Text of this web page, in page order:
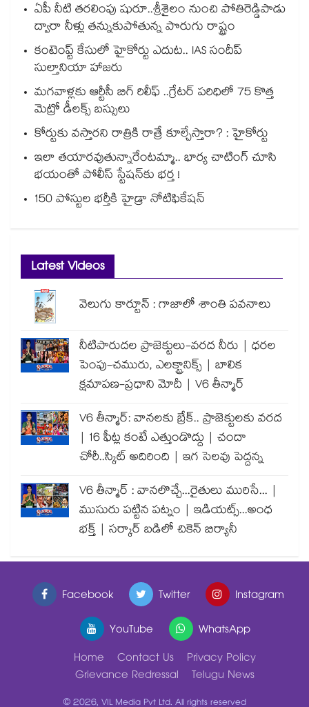
ఏపీ నీటి తరలింపు షురూ..శ్రీశైలం నుంచి పోతిరెడ్డిపాడు
ద్వారా నీళ్లు తన్నుకుపోతున్న పొరుగు రాష్ట్రం
కంటెంప్ట్ కేసులో హైకోర్టు ఎదుట.. IAS సందీప్
సుల్తానియా హాజరు
మగవాళ్లకు ఆర్టీసీ బిగ్ రిలీఫ్ ..గ్రేటర్ పరిధిలో 75 కొత్త
మెట్రో డీలక్స్ బస్సులు
కోర్టుకు వస్తారని రాత్రికి రాత్రే కూల్చేస్తారా? : హైకోర్టు
ఇలా తయారవుతున్నారేంటమ్మా.. భార్య చాటింగ్ చూసి
భయంతో పోలీస్ స్టేషన్⁫కు భర్త !
150 పోస్టుల భర్తీకి హైడ్రా నోటిఫికేషన్
Latest Videos
వెలుగు కార్టూన్ : గాజాలో శాంతి పవనాలు
నీటిపారుదల ప్రాజెక్టులు-వరద నీరు | ధరల
పెంపు-చమురు, ఎలక్ట్రానిక్స్ | బాలిక
క్షమాపణ-ప్రధాని మోదీ | V6 తీన్మార్
V6 తీన్మార్: వానలకు బ్రేక్.. ప్రాజెక్టులకు వరద
| 16 ఫీట్ల కంటే ఎత్తుండొద్దు | చందా
చోరీ..స్కిట్ అదిరింది | ఇగ సెలవు పెద్దన్న
V6 తీన్మార్ : వానలొచ్చే...రైతులు మురిసే... |
ముసురు పట్టిన పట్నం | ఇడియట్స్...అంధ
భక్త్ | సర్కార్ బడిలో చికెన్ బిర్యానీ
Facebook Twitter
Instagram
YouTube
WhatsApp
Home
Contact Us
Privacy Policy
Grievance Redressal
Telugu News
© 2026, VIL Media Pvt Ltd. All rights reserved